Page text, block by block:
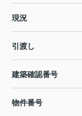
現況
引渡し
建築確認番号
物件番号